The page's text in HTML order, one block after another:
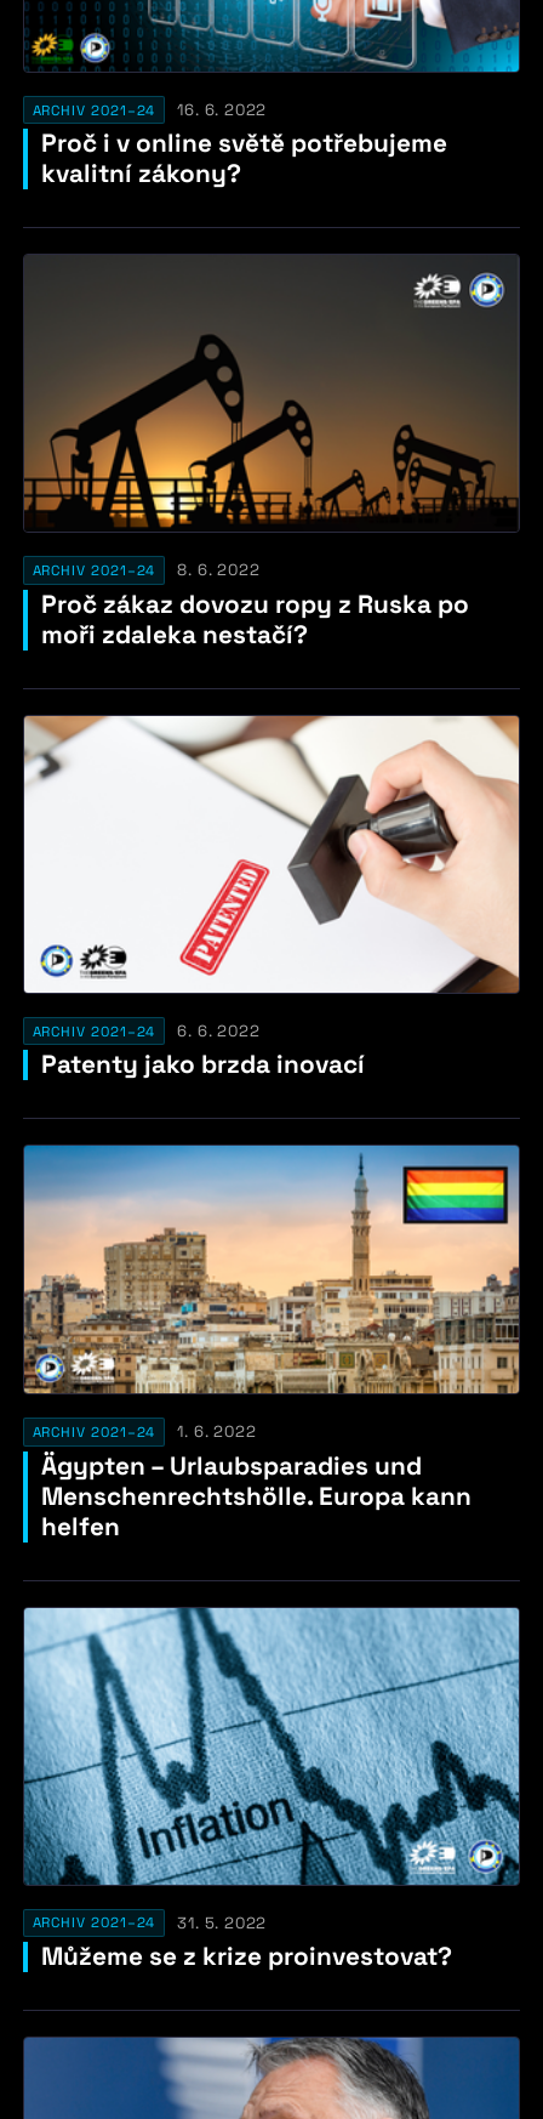
ARCHIV 2021–24 16. 6. 2022
Proč i v online světě potřebujeme
kvalitní zákony?
ARCHIV 2021–24 8. 6. 2022
Proč zákaz dovozu ropy z Ruska po
moři zdaleka nestačí?
ARCHIV 2021–24 6. 6. 2022
Patenty jako brzda inovací
ARCHIV 2021–24 1. 6. 2022
Ägypten – Urlaubsparadies und
Menschenrechtshölle. Europa kann
helfen
ARCHIV 2021–24 31. 5. 2022
Můžeme se z krize proinvestovat?